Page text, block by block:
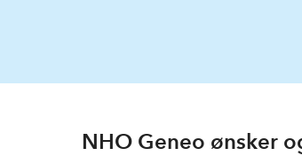
NHO Geneo ønsker